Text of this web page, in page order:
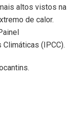
altos vistos na
de calor.
(IPCC).